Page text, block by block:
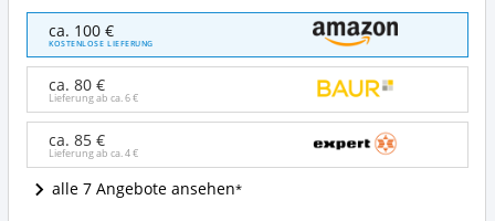
Philips
PR3120/00
InfraCare
Infrarotlampe
Angebote:
Wo
diese
Rotlichtlampe
erhältlich?
ca. 100 €
KOSTENLOSE LIEFERUNG
ca. 80 €
Lieferung ab ca.6 €
ca. 85 €
Lieferung ab ca.4 €
alle 7 Angebote ansehen